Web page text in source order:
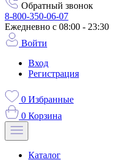
Обратный звонок
8-800-350-06-07
Ежедневно с 08:00 - 23:30
Войти
Вход
Регистрация
0 Избранные
0 Корзина
Каталог